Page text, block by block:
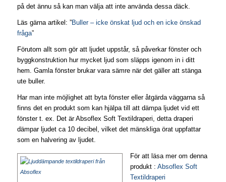
på det ännu så kan man välja att inte använda dessa däck.
Läs gärna artikel: ”Buller – icke önskat ljud och en icke önskad
fråga”
Förutom allt som gör att ljudet uppstår, så påverkar fönster och
byggkonstruktion hur mycket ljud som släpps igenom in i ditt
hem. Gamla fönster brukar vara sämre när det gäller att stänga
ute buller.
Har man inte möjlighet att byta fönster eller åtgärda väggarna så
finns det en produkt som kan hjälpa till att dämpa ljudet vid ett
fönster t. ex. Det är Absoflex Soft Textildraperi, detta draperi
dämpar ljudet ca 10 decibel, vilket det mänskliga örat uppfattar
som en halvering av ljudet.
För att läsa mer om denna
produkt : Absoflex Soft
Textildraperi